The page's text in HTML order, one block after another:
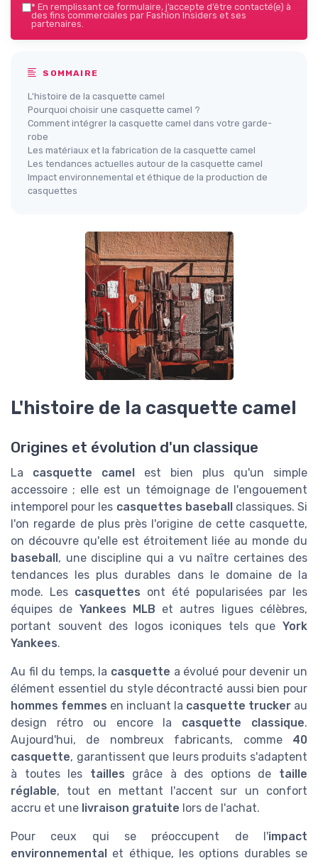
* En remplissant ce formulaire, j’accepte d’être contacté(e) à
des fins commerciales par Fashion Insiders et ses
partenaires.
SOMMAIRE
L'histoire de la casquette camel
Pourquoi choisir une casquette camel ?
Comment intégrer la casquette camel dans votre garde-
robe
Les matériaux et la fabrication de la casquette camel
Les tendances actuelles autour de la casquette camel
Impact environnemental et éthique de la production de
casquettes
L'histoire de la casquette camel
Origines et évolution d'un classique
La casquette camel est bien plus qu'un simple
accessoire ; elle est un témoignage de l'engouement
intemporel pour les casquettes baseballclassiques. Si
l'on regarde de plus près l'origine de cette casquette,
on découvre qu'elle est étroitement liée au monde du
baseball, une discipline qui a vu naître certaines des
tendances les plus durables dans le domaine de la
mode. Les casquettes ont été popularisées par les
équipes de Yankees MLB et autres ligues célèbres,
portant souvent des logos iconiques tels que York
Yankees.
Au fil du temps, la casquette a évolué pour devenir un
élément essentiel du style décontracté aussi bien pour
hommes femmes en incluant la casquette trucker au
design rétro ou encore la casquette classique.
Aujourd'hui, de nombreux fabricants, comme 40
casquette, garantissent que leurs produits s'adaptent
à toutes les tailles grâce à des options de taille
réglable, tout en mettant l'accent sur un confort
accru et une livraison gratuite lors de l'achat.
Pour ceux qui se préoccupent de l'impact
environnemental et éthique, les options durables se